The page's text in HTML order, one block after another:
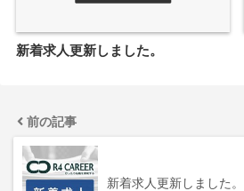
新着求人更新しました。
前の記事
新着求人更新しました。